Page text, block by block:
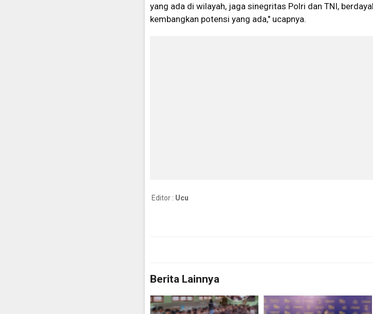
yang ada di wilayah, jaga sinegritas Polri dan TNI,
kembangkan potensi yang ada," ucapnya.
Editor : Ucu
Berita Lainnya